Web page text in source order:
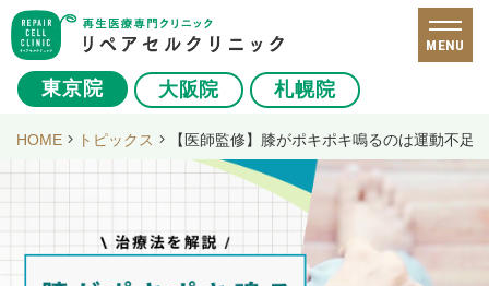
東京院 大阪院 札幌院
MENU
HOME トピックス 【医師監修】膝がポキポキ鳴るのは運動不